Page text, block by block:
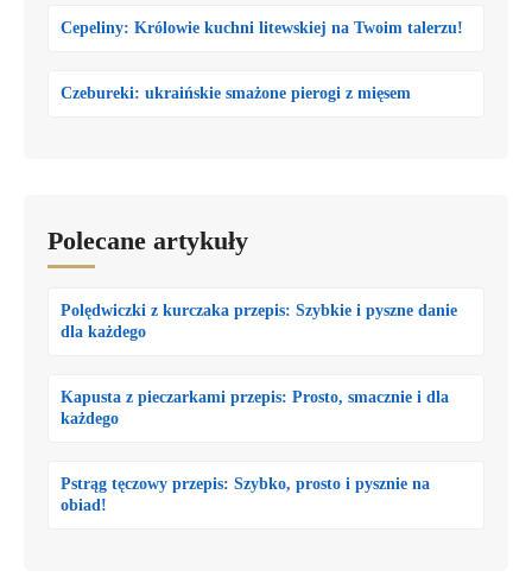
Cepeliny: Królowie kuchni litewskiej na Twoim talerzu!
Czebureki: ukraińskie smażone pierogi z mięsem
Polecane artykuły
Polędwiczki z kurczaka przepis: Szybkie i pyszne danie
dla każdego
Kapusta z pieczarkami przepis: Prosto, smacznie i dla
każdego
Pstrąg tęczowy przepis: Szybko, prosto i pysznie na
obiad!